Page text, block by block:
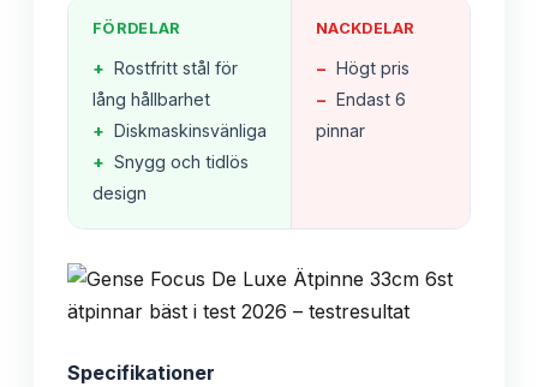
FÖRDELAR
+ Rostfritt stål för
lång hållbarhet
+ Diskmaskinsvänliga
+ Snygg och tidlös
design
NACKDELAR
− Högt pris
− Endast 6
pinnar
Specifikationer